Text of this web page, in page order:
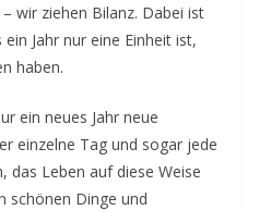
wir ziehen Bilanz. Dabei ist
Jahr nur eine Einheit ist,
haben.
ein neues Jahr neue
einzelne Tag und sogar jede
das Leben auf diese Weise
schönen Dinge und